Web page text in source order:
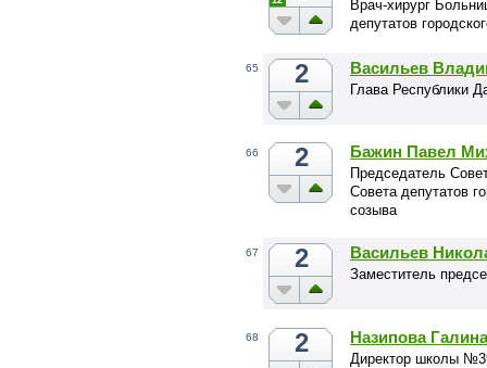
Врач-хирург
депутатов
65 2 Васильев
Глава Республики
66 2 Бажин Павел
Председатель
Совета депутатов
созыва
67 2 Васильев
Заместитель
68 2 Назипова
Директор школы